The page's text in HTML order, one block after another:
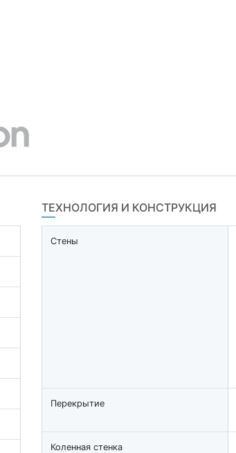
ТЕХНОЛОГИЯ И КОНСТРУКЦИЯ
Стены
Перекрытие
Коленная стенка